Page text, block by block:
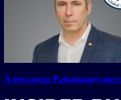
Александр Рабинович